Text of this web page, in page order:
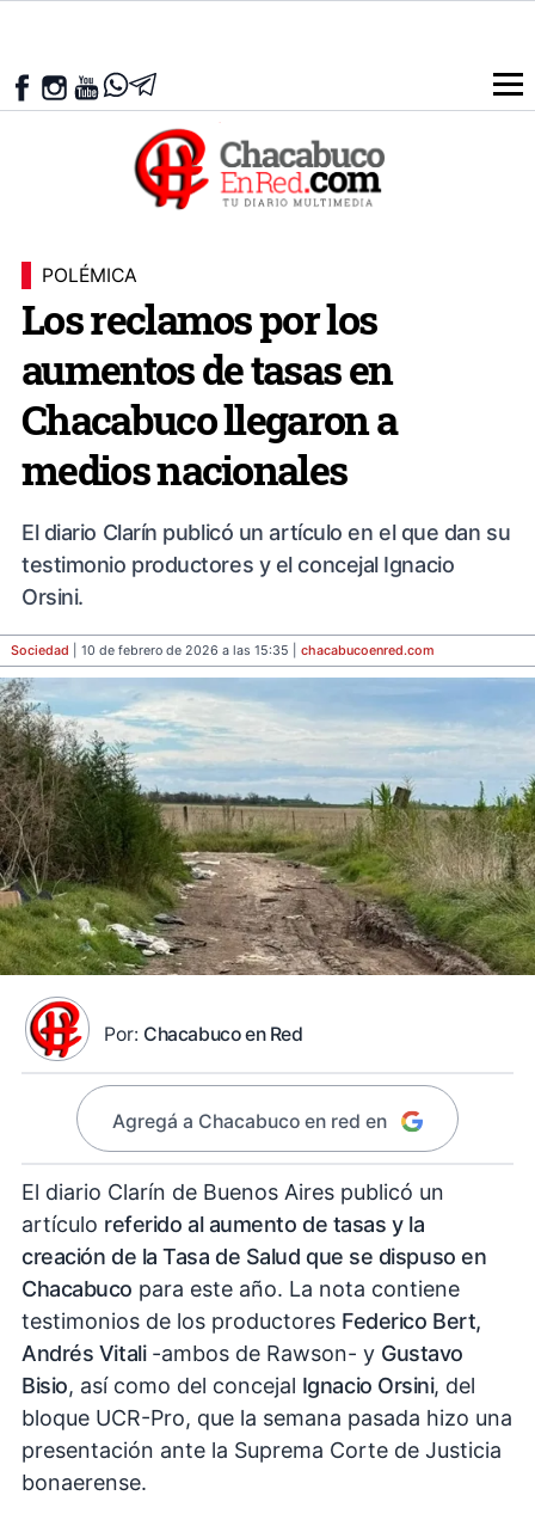
POLÉMICA
Los reclamos por los
aumentos de tasas en
Chacabuco llegaron a
medios nacionales
El diario Clarín publicó un artículo en el que dan su
testimonio productores y el concejal Ignacio
Orsini.
Sociedad | 10 de febrero de 2026 a las 15:35 | chacabucoenred.com
Por: Chacabuco en Red
Agregá a Chacabuco en red en
El diario Clarín de Buenos Aires publicó un
artículo referido al aumento de tasas y la
creación de la Tasa de Salud que se dispuso en
Chacabuco para este año. La nota contiene
testimonios de los productores Federico Bert,
Andrés Vitali-ambos de Rawson- y Gustavo
Bisio, así como del concejal Ignacio Orsini, del
bloque UCR-Pro, que la semana pasada hizo una
presentación ante la Suprema Corte de Justicia
bonaerense.